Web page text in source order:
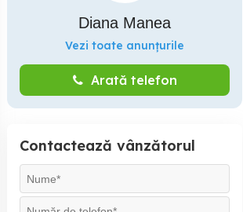
Diana Manea
Vezi toate anunțurile
Arată telefon
Contactează vânzătorul